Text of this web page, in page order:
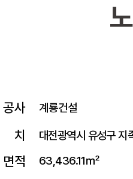
면적
공사
치
계룡건설
대전광역시 유성구 지
63,436.11㎡